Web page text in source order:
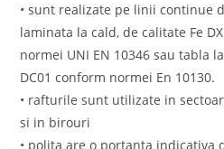
• sunt realizate pe linii continue
laminata la cald, de calitate Fe
normei UNI EN 10346 sau tabla
DC01 conform normei En 10130.
• rafturile sunt utilizate in
si in birouri
• polita are o portanta indicativa